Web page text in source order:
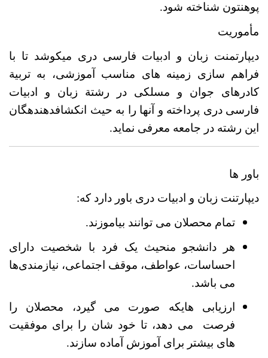
پوهنتون شناخته شود.
مأموریت
دیپارتمنت زبان و ادبیات فارسی دری می­کوشد تا با
فراهم سازی زمینه های مناسب آموزشی، به تربیة
کادرهای جوان و مسلکی در رشتة زبان و ادبیات
فارسی دری پرداخته و آنها را به حیث انکشاف­دهنده­گان
این رشته در جامعه معرفی نماید.
باور ها
دیپارتنت زبان و ادبیات دری باور دارد که:
تمام محصلان می توانند بیاموزند.
هر دانشجو منحیث یک فرد با شخصیت دارای
احساسات، عواطف، موقف اجتماعی، نیازمندی‌ها
می باشد.
ارزیابی هایکه صورت می گیرد، محصلان را
فرصت می دهد، تا خود شان را برای موفقیت
های بیشتر برای آموزش آماده سازند.